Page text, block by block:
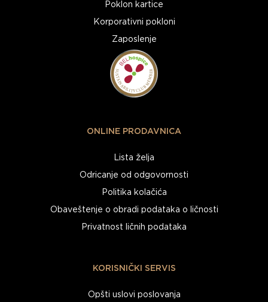
Poklon kartice
Korporativni pokloni
Zaposlenje
ONLINE PRODAVNICA
Lista želja
Odricanje od odgovornosti
Politika kolačića
Obaveštenje o obradi podataka o ličnosti
Privatnost ličnih podataka
KORISNIČKI SERVIS
Opšti uslovi poslovanja